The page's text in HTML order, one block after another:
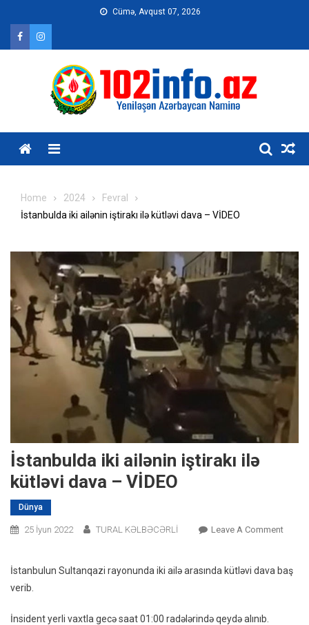
content
Cümə, Avqust 07, 2026
Home 2024
Fevral
İstanbulda iki ailənin iştirakı ilə kütləvi dava – VİDEO
İstanbulda iki ailənin iştirakı ilə
kütləvi dava – VİDEO
Dünya
25 İyun 2022 TURAL KƏLBƏCƏRLİ Leave A CommentOn
Ailənin
İstanbulun Sultanqazi rayonunda iki ailə arasında kütləvi dava baş
verib.
İnsident yerli vaxtla gecə saat 01:00 radələrində qeydə alınıb.